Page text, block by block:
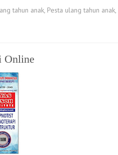
tahun anak, Pesta ulang tahun anak,
Online